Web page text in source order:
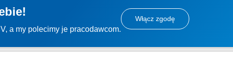
a my polecimy je pracodawcom.
Włącz zgodę